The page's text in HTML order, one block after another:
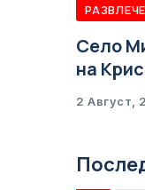
Село
на
2 Август,